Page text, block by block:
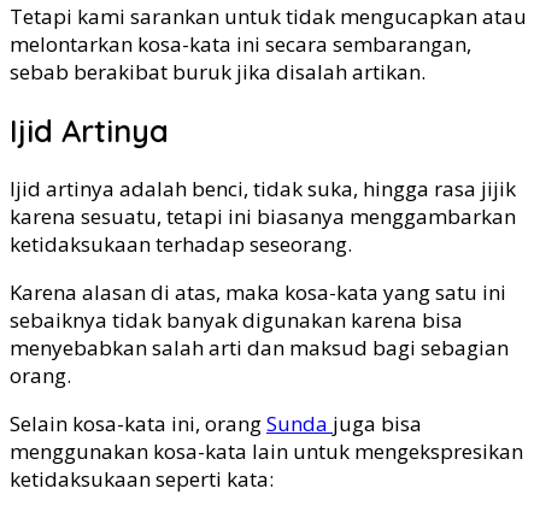
Tetapi kami sarankan untuk tidak mengucapkan atau
melontarkan kosa-kata ini secara sembarangan,
sebab berakibat buruk jika disalah artikan.
Ijid Artinya
Ijid artinya adalah benci, tidak suka, hingga rasa jijik
karena sesuatu, tetapi ini biasanya menggambarkan
ketidaksukaan terhadap seseorang.
Karena alasan di atas, maka kosa-kata yang satu ini
sebaiknya tidak banyak digunakan karena bisa
menyebabkan salah arti dan maksud bagi sebagian
orang.
Selain kosa-kata ini, orangSunda juga bisa
menggunakan kosa-kata lain untuk mengekspresikan
ketidaksukaan seperti kata: